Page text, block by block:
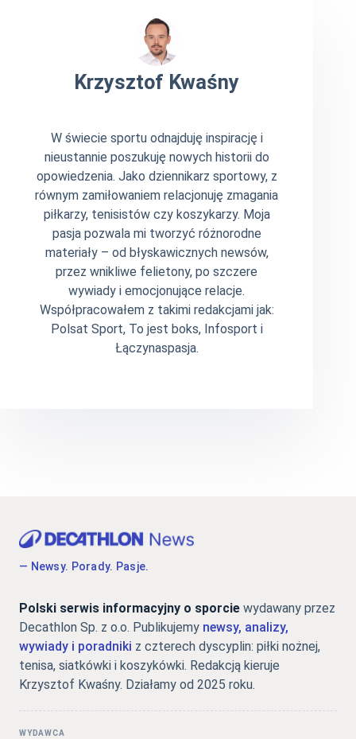
Krzysztof Kwaśny
W świecie sportu odnajduję inspirację i
nieustannie poszukuję nowych historii do
opowiedzenia. Jako dziennikarz sportowy, z
równym zamiłowaniem relacjonuję zmagania
piłkarzy, tenisistów czy koszykarzy. Moja
pasja pozwala mi tworzyć różnorodne
materiały – od błyskawicznych newsów,
przez wnikliwe felietony, po szczere
wywiady i emocjonujące relacje.
Współpracowałem z takimi redakcjami jak:
Polsat Sport, To jest boks, Infosport i
Łączynaspasja.
— Newsy. Porady. Pasje.
Polski serwis informacyjny o sporcie wydawany przez
Decathlon Sp. z o.o. Publikujemy newsy, analizy,
wywiady i poradniki z czterech dyscyplin: piłki nożnej,
tenisa, siatkówki i koszykówki. Redakcją kieruje
Krzysztof Kwaśny. Działamy od 2025 roku.
WYDAWCA